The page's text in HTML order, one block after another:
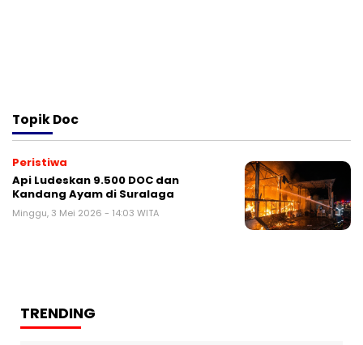
TopikDoc
Peristiwa
Api Ludeskan 9.500 DOC dan
Kandang Ayam di Suralaga
Minggu, 3 Mei 2026 - 14:03 WITA
TRENDING